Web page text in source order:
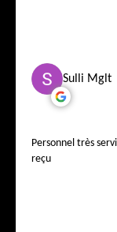
Sulli Mglt
Personnel très
reçu